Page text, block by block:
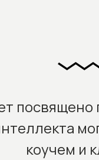
коучем и